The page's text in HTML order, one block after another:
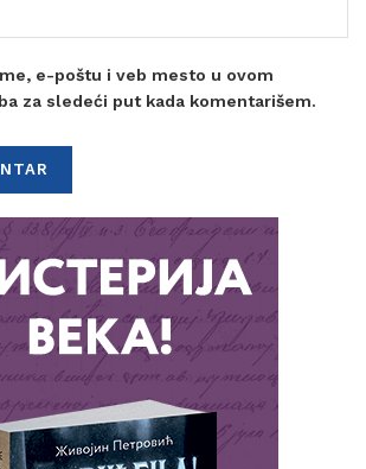
e-poštu i veb mesto u ovom
za sledeći put kada komentarišem.